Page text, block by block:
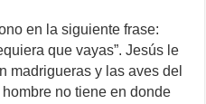
en la siguiente frase:
que vayas”. Jesús le
madrigueras y las aves del
no tiene en donde